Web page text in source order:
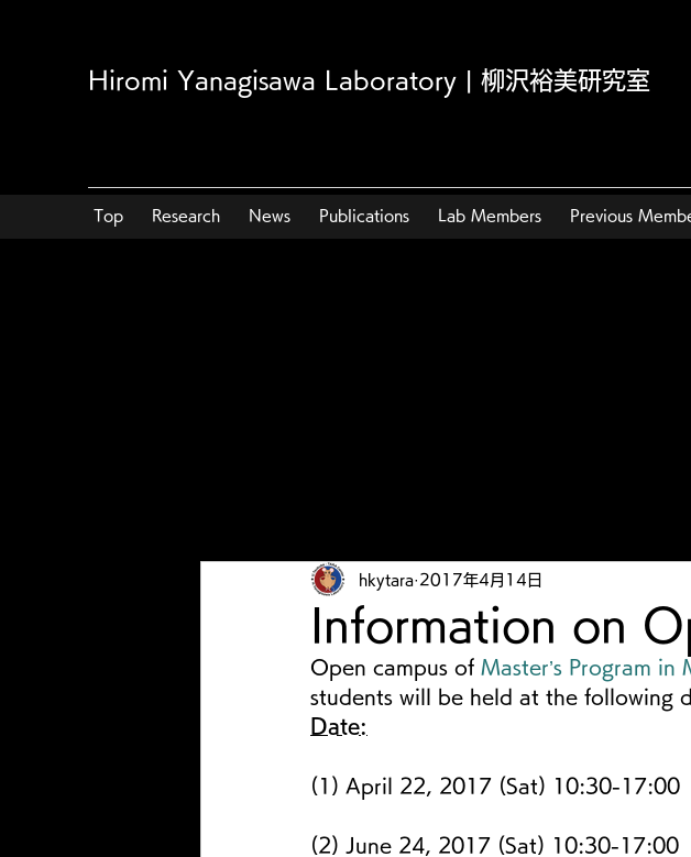
Hiromi Yanagisawa Laboratory | 柳沢裕美研究室
Top Research News Publications Lab Members Previous
Information on
hkytara 2017年4月14日
Open campus of Master’s Program in
students will be held at the following
Date:
(1) April 22, 2017 (Sat) 10:30-17:00
(2) June 24, 2017 (Sat) 10:30-